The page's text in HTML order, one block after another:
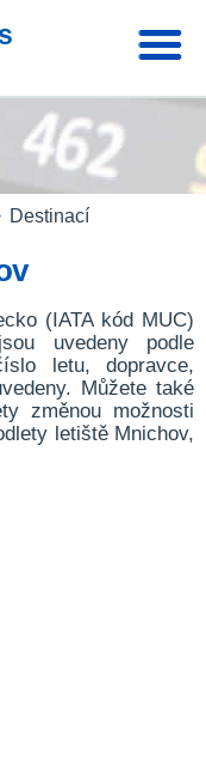
Destinací
(IATA kód MUC)
uvedeny podle
letu, dopravce,
Můžete také
změnou možnosti
letiště Mnichov,